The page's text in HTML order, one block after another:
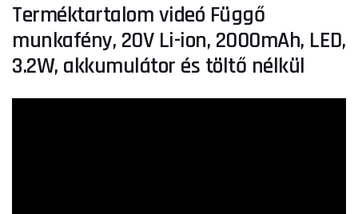
Terméktartalom videó Függő
munkafény, 20V Li-ion, 2000mAh, LED,
3.2W, akkumulátor és töltő nélkül